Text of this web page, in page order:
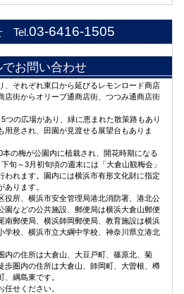
Tel.03-6416-1505
でお問い合わせ
、それぞれ東口から延びるレモンロード商店
店街からオリーブ通商店街、つつみ通商店街
つの広場があり、緑に恵まれた散策路もあり
用意され、田園が見渡せる展望台もありま
の梅が公園内に植栽され、開花時期になる
旬～3月初旬頃の週末には「大倉山観梅会」
われます。園内には横浜市有形文化財に指定
ります。
役所、横浜市安全管理局港北消防署、港北公
園などの公共施設、郵便局は横浜大倉山郵便
南郵便局、横浜師岡郵便局、教育施設は横浜
学校、横浜市立大綱中学校、神奈川県立港北
内の住所は大倉山、大豆戸町、篠原北、菊
歩圏内の住所は大倉山、師岡町、大曽根、樽
綱島東です。
せください。